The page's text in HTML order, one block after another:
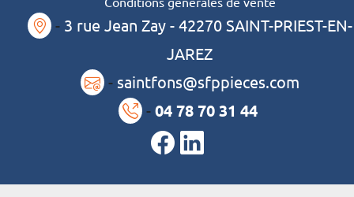
- 3 rue Jean Zay - 42270 SAINT-PRIEST-EN-
JAREZ
- saintfons@sfppieces.com
- 04 78 70 31 44